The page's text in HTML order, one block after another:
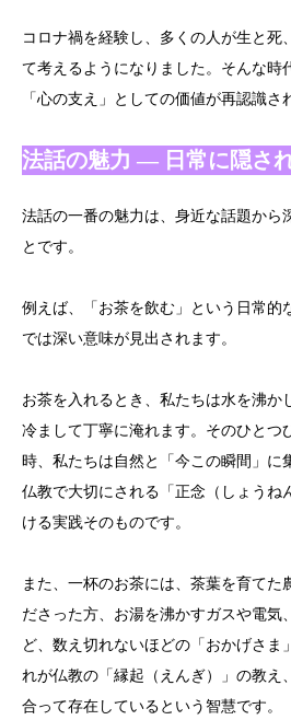
コロナ禍を経験し、多くの人が生と死
て考えるようになりました。そんな時
「心の支え」としての価値が再認識さ
法話の魅力 ― 日常に隠さ
法話の一番の魅力は、身近な話題から
とです。
例えば、「お茶を飲む」という日常的
では深い意味が見出されます。
お茶を入れるとき、私たちは水を沸か
冷まして丁寧に淹れます。そのひとつ
時、私たちは自然と「今この瞬間」に
仏教で大切にされる「正念（しょうね
ける実践そのものです。
また、一杯のお茶には、茶葉を育てた
ださった方、お湯を沸かすガスや電気
ど、数え切れないほどの「おかげさま
れが仏教の「縁起（えんぎ）」の教え
合って存在しているという智慧です。